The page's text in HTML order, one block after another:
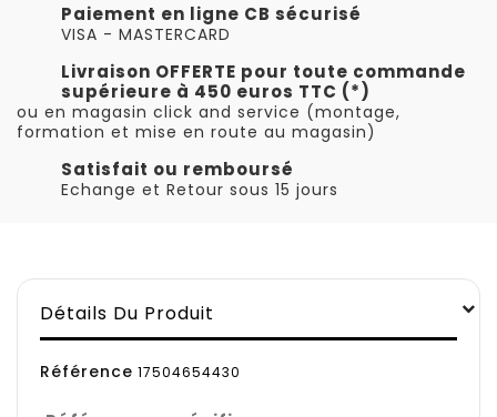
Paiement en ligne CB sécurisé
VISA - MASTERCARD
Livraison OFFERTE pour toute commande
supérieure à 450 euros TTC (*)
ou en magasin click and service (montage,
formation et mise en route au magasin)
Satisfait ou remboursé
Echange et Retour sous 15 jours
Détails Du Produit
Référence 17504654430